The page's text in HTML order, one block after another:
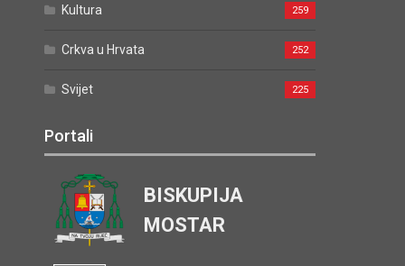
Kultura 259
Crkva u Hrvata 252
Svijet 225
Portali
BISKUPIJA
MOSTAR